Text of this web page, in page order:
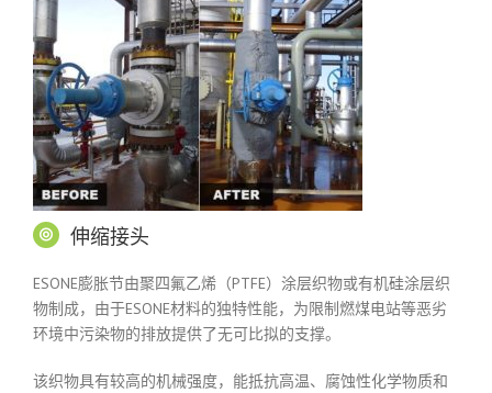
伸缩接头
ESONE膨胀节由聚四氟乙烯（PTFE）涂层织物或有机硅涂层织
物制成，由于ESONE材料的独特性能，为限制燃煤电站等恶劣
环境中污染物的排放提供了无可比拟的支撑。
该织物具有较高的机械强度，能抵抗高温、腐蚀性化学物质和